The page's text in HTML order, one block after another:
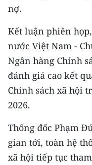
nợ.
Kết luận phiên
nước Việt Nam -
Ngân hàng Chính
đánh giá cao kết
Chính sách xã hội
2026.
Thống đốc Phạm
gian tới, toàn hệ
xã hội tiếp tục